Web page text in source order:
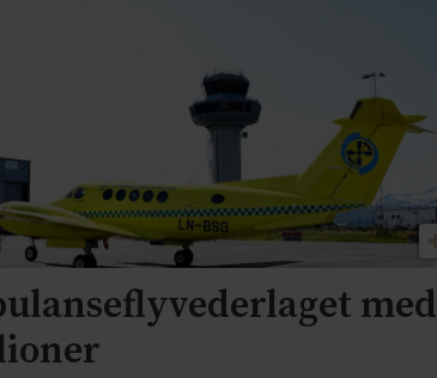
med